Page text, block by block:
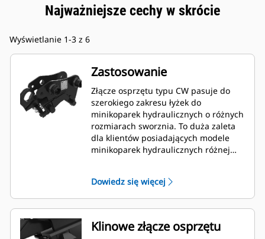
Najważniejsze cechy w skrócie
Wyświetlanie 1-3 z 6
Zastosowanie
Złącze osprzętu typu CW pasuje do
szerokiego zakresu łyżek do
minikoparek hydraulicznych o różnych
rozmiarach sworznia. To duża zaleta
dla klientów posiadających modele
minikoparek hydraulicznych różnej
Dowiedz się więcej
Klinowe złącze osprzętu